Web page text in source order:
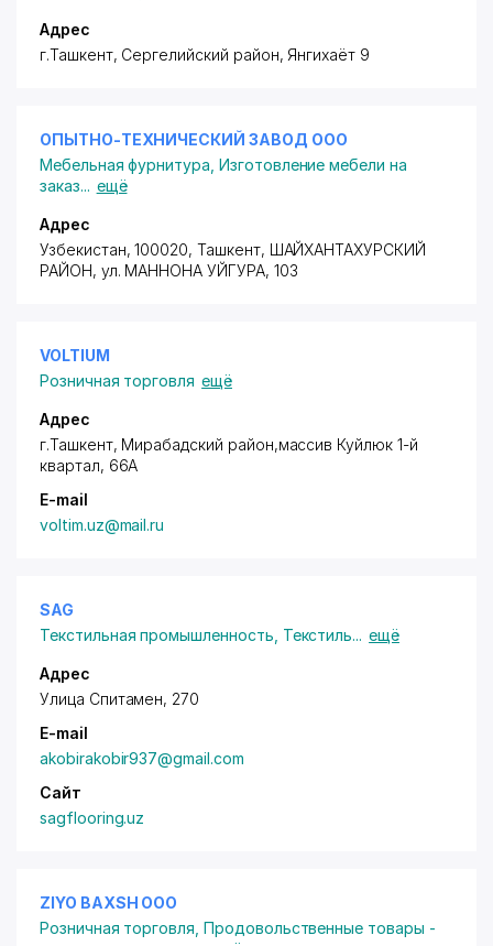
Адрес
г.Ташкент, Сергелийский район, Янгихаёт 9
ОПЫТНО-ТЕХНИЧЕСКИЙ ЗАВОД ООО
Мебельная фурнитура Изготовление мебели на
заказ... ещё
Адрес
Узбекистан, 100020, Ташкент, ШАЙХАНТАХУРСКИЙ
РАЙОН, ул. МАННОНА УЙГУРА, 103
VOLTIUM
Розничная торговля ещё
Адрес
г.Ташкент, Мирабадский район,массив Куйлюк 1-й
квартал, 66А
E-mail
voltim.uz@mail.ru
SAG
Текстильная промышленность Текстиль... ещё
Адрес
Улица Спитамен, 270
E-mail
akobirakobir937@gmail.com
Сайт
sagflooring.uz
ZIYO BAXSH ООО
Розничная торговля ,Продовольственные товары -